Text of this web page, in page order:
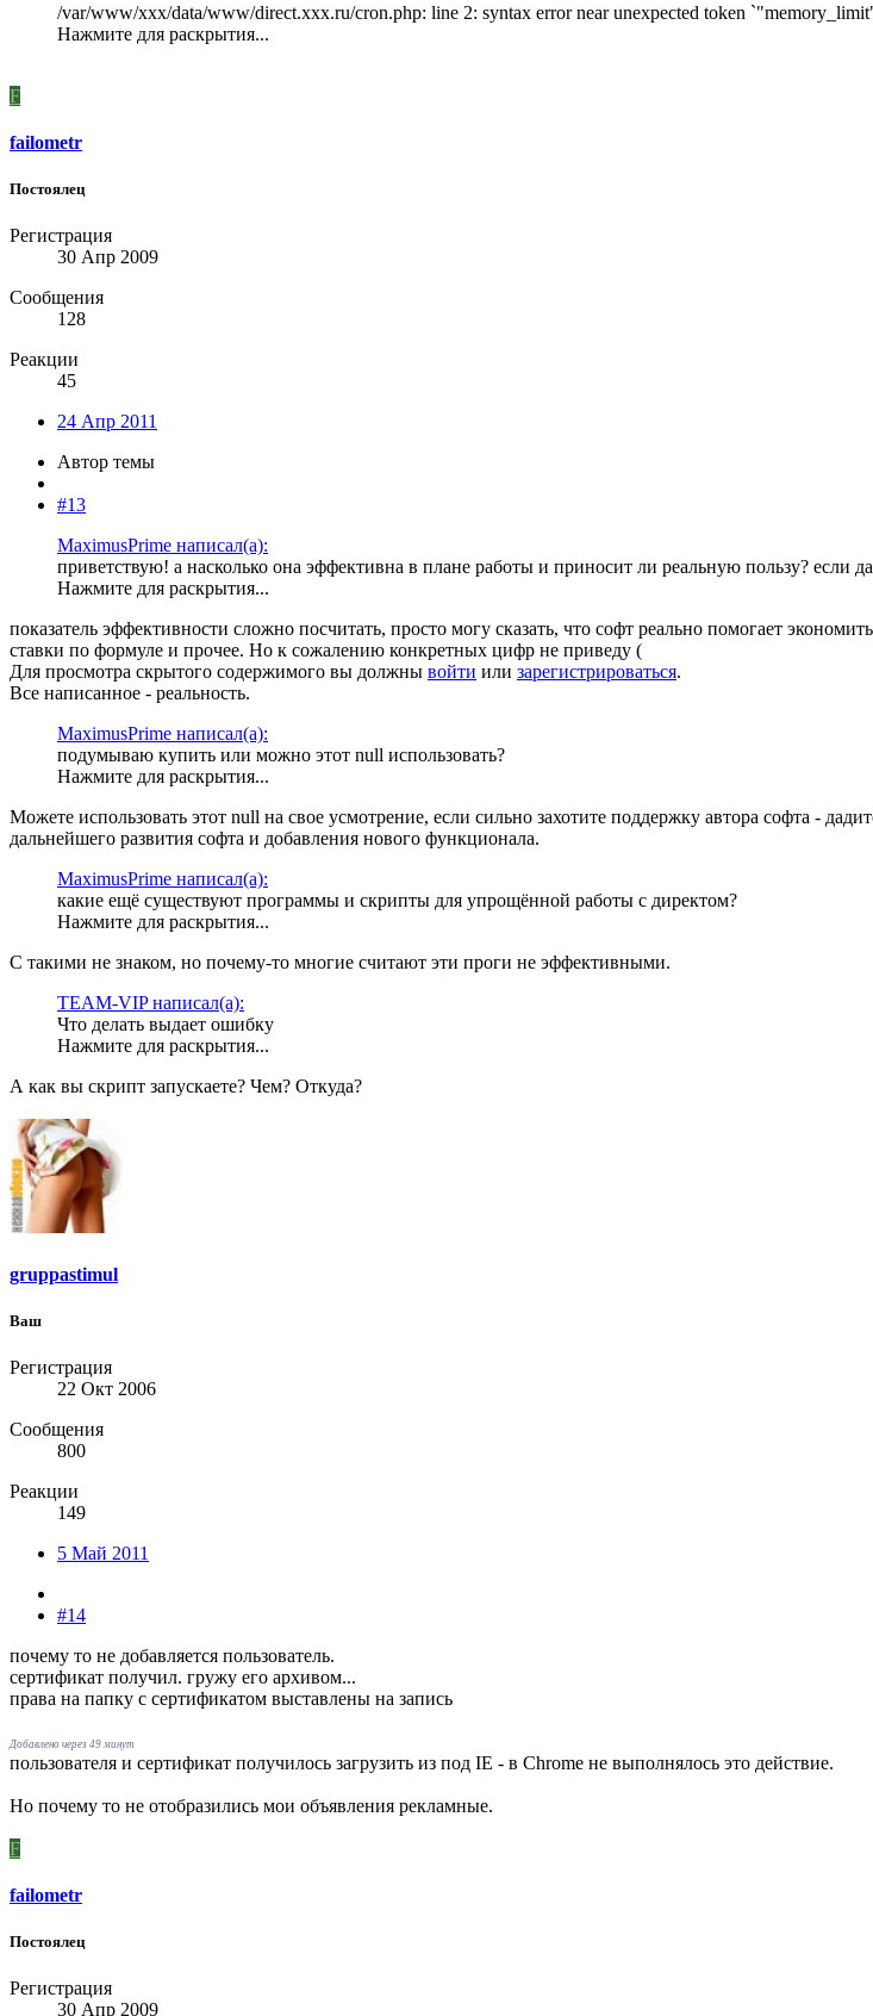
/var/www/xxx/data/www/direct.xxx.ru/cron.php: line 2: syntax error near unexpected token
Нажмите для раскрытия...
F
failometr
Постоялец
Регистрация
30 Апр 2009
Сообщения
128
Реакции
45
24 Апр 2011
Автор темы
#13
MaximusPrime написал(а):
приветствую! а насколько она эффективна в плане работы и приносит ли реальную пользу? если
Нажмите для раскрытия...
показатель эффективности сложно посчитать, просто могу сказать, что софт реально помогает
ставки по формуле и прочее. Но к сожалению конкретных цифр не приведу (
Для просмотра скрытого содержимого вы должны войти или зарегистрироваться.
Все написанное - реальность.
MaximusPrime написал(а):
подумываю купить или можно этот null использовать?
Нажмите для раскрытия...
Можете использовать этот null на свое усмотрение, если сильно захотите поддержку автора софта -
дальнейшего развития софта и добавления нового функционала.
MaximusPrime написал(а):
какие ещё существуют программы и скрипты для упрощённой работы с директом?
Нажмите для раскрытия...
С такими не знаком, но почему-то многие считают эти проги не эффективными.
TEAM-VIP написал(а):
Что делать выдает ошибку
Нажмите для раскрытия...
А как вы скрипт запускаете? Чем? Откуда?
gruppastimul
Ваш
Регистрация
22 Окт 2006
Сообщения
800
Реакции
149
5 Май 2011
#14
почему то не добавляется пользователь.
сертификат получил. гружу его архивом...
права на папку с сертификатом выставлены на запись
Добавлено через 49 минут
пользователя и сертификат получилось загрузить из под IE - в Chrome не выполнялось это действие.
Но почему то не отобразились мои объявления рекламные.
F
failometr
Постоялец
Регистрация
30 Апр 2009